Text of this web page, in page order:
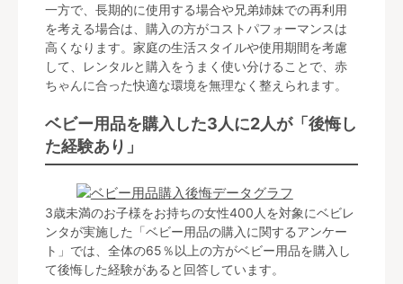
一方で、長期的に使用する場合や兄弟姉妹での再利用
を考える場合は、購入の方がコストパフォーマンスは
高くなります。家庭の生活スタイルや使用期間を考慮
して、レンタルと購入をうまく使い分けることで、赤
ちゃんに合った快適な環境を無理なく整えられます。
ベビー用品を購入した3人に2人が「後悔し
た経験あり」
3歳未満のお子様をお持ちの女性400人を対象にベビレ
ンタが実施した「ベビー用品の購入に関するアンケー
ト」では、全体の65％以上の方がベビー用品を購入し
て後悔した経験があると回答しています。